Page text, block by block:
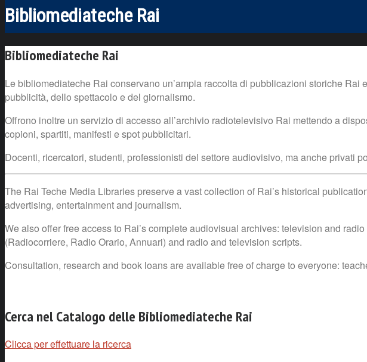
Bibliomediateche Rai
Bibliomediateche Rai
Le bibliomediateche Rai conservano un’ampia raccolta di pubblicazioni storiche
pubblicità, dello spettacolo e del giornalismo.
Offrono inoltre un servizio di accesso all’archivio radiotelevisivo Rai mettendo a
copioni, spartiti, manifesti e spot pubblicitari.
Docenti, ricercatori, studenti, professionisti del settore audiovisivo, ma anche privati
The Rai Teche Media Libraries preserve a vast collection of Rai’s historical
advertising, entertainment and journalism.
We also offer free access to Rai’s complete audiovisual archives: television and
(Radiocorriere, Radio Orario, Annuari) and radio and television scripts.
Consultation, research and book loans are available free of charge to everyone:
Cerca nel Catalogo delle Bibliomediateche Rai
Clicca per effettuare la ricerca